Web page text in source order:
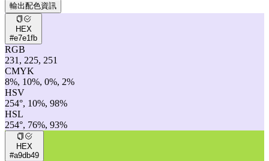
輸出配色資訊
HEX
#e7e1fb
RGB
231, 225, 251
CMYK
8%, 10%, 0%, 2%
HSV
254°, 10%, 98%
HSL
254°, 76%, 93%
HEX
#a9db49